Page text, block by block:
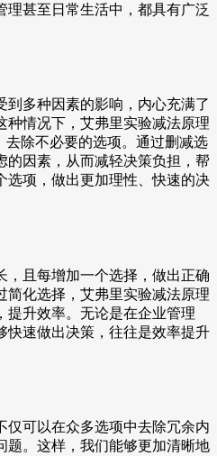
理甚至日常生活中，都具有广泛
到多种因素的影响，内心充满了
种情况下，艾弗里实验减法原理
去除不必要的选项。通过删减选
的因素，从而减轻决策负担，帮
选项，做出更加理性、快速的决
，且每增加一个选择，做出正确
简化选择，艾弗里实验减法原理
提升效率。无论是在企业管理
快速做出决策，往往是效率提升
仅可以在众多选项中去除冗余内
题。这样，我们能够更加清晰地